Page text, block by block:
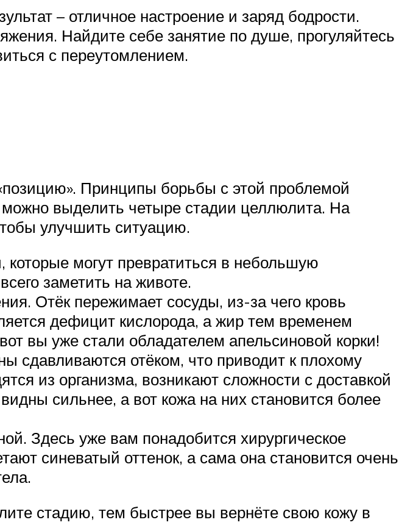
– отличное настроение и заряд бодрости.
Найдите себе занятие по душе, прогуляйтесь
с переутомлением.
Принципы борьбы с этой проблемой
выделить четыре стадии целлюлита. На
улучшить ситуацию.
могут превратиться в небольшую
заметить на животе.
Отёк пережимает сосуды, из-за чего кровь
дефицит кислорода, а жир тем временем
вы уже стали обладателем апельсиновой корки!
сдавливаются отёком, что приводит к плохому
из организма, возникают сложности с доставкой
сильнее, а вот кожа на них становится более
Здесь уже вам понадобится хирургическое
синеватый оттенок, а сама она становится очень
стадию, тем быстрее вы вернёте свою кожу в